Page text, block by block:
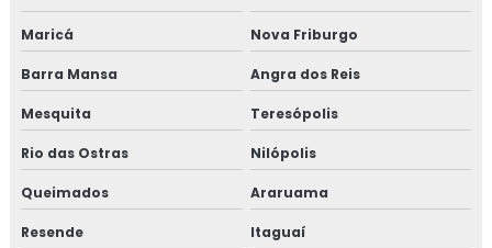
Consultoria em GMP+ 2020
Consultoria em HACCP de acordo com os requisitos do
GMP
Consultoria em HACCP APPCC
Consultoria em HACCP APPCC com foco no BRCGS
Maricá Nova Friburgo
Barra Mansa Angra dos Reis
Mesquita Teresópolis
Rio das Ostras Nilópolis
Queimados Araruama
Resende Itaguaí